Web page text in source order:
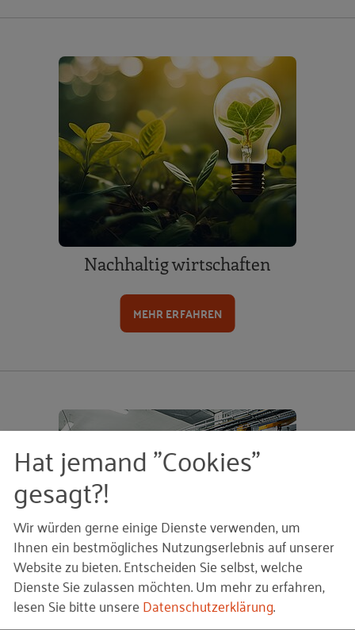
Nachhaltig wirtschaften
MEHR ERFAHREN
Operations
Hat jemand "Cookies"
gesagt?!
Wir würden gerne einige Dienste verwenden, um
Ihnen ein bestmögliches Nutzungserlebnis auf unserer
Website zu bieten. Entscheiden Sie selbst, welche
Dienste Sie zulassen möchten.Um mehr zu erfahren,
lesen Sie bitte unsereDatenschutzerklärung.